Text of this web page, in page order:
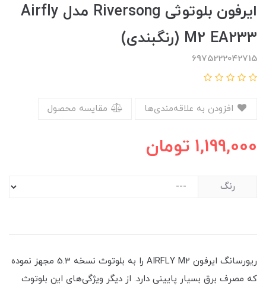
ایرفون بلوتوثی Riversong مدل Airfly
M2 EA233 (رنگبندی)
6975222042715
مقایسه محصول
1,199,000 تومان
رنگ
ریورسانگ ایرفون AIRFLY M2 را به بلوتوث نسخه 5.3 مجهز نموده
که مصرف برق بسیار پایینی دارد. از دیگر ویژگی‌های این بلوتوث